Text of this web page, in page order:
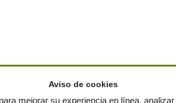
Aviso de cookies
mejorar su experiencia en línea,